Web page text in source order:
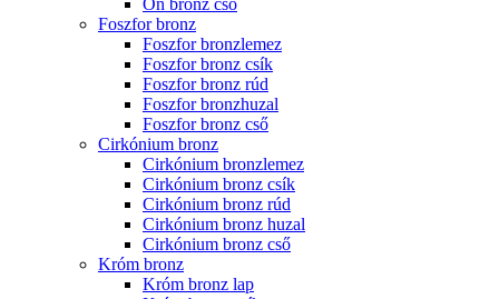
Foszfor bronz
Foszfor bronzlemez
Foszfor bronz csík
Foszfor bronz rúd
Foszfor bronzhuzal
Foszfor bronz cső
Cirkónium bronz
Cirkónium bronzlemez
Cirkónium bronz csík
Cirkónium bronz rúd
Cirkónium bronz huzal
Cirkónium bronz cső
Króm bronz
Króm bronz lap